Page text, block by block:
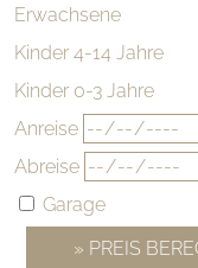
Erwachsene
Kinder 4-14 Jahre
Kinder 0-3 Jahre
Anreise
Abreise
Garage